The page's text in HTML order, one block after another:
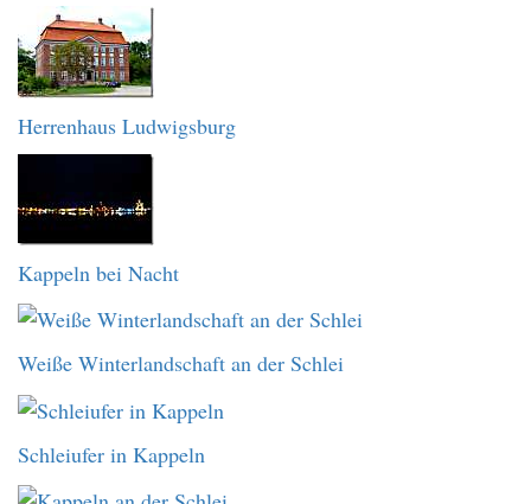
Herrenhaus Ludwigsburg
Kappeln bei Nacht
Weiße Winterlandschaft an der Schlei
Schleiufer in Kappeln